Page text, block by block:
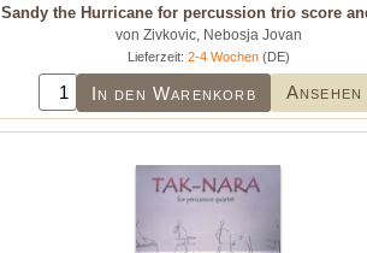
Sandy the Hurricane for percussion trio score
von Zivkovic, Nebosja Jovan
Lieferzeit: 2-4 Wochen(DE)
In den Warenkorb Ansehen